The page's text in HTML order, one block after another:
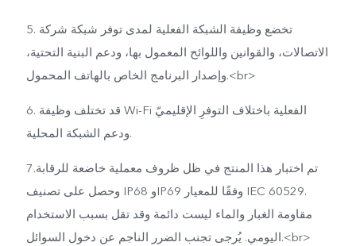
5. تخضع وظيفة الشبكة الفعلية لمدى توفر شبكة شركة
الاتصالات، والقوانين واللوائح المعمول بها، ودعم البنية التحتية،
وإصدار البرنامج الخاص بالهاتف المحمول.<br>
6. قد تختلف وظيفة Wi-Fi الفعلية باختلاف التوفرِ الإقليميّ
ودعم الشبكة المحلية.
7.تم اختبار هذا المنتج في ظل ظروف معملية خاضعة للرقابة
وحصل على تصنيف IP68 وIP69 وفقًا للمعيار IEC 60529.
مقاومة الغبار والماء ليست دائمة وقد تقل بسبب الاستخدام
اليومي. يُرجى تجنب الضرر الناجم عن دخول السوائل.<br>